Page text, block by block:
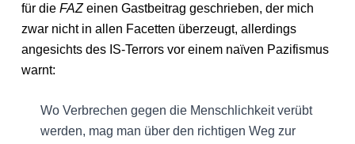
für die FAZeinen Gastbeitrag geschrieben, der mich
zwar nicht in allen Facetten überzeugt, allerdings
angesichts des IS-Terrors vor einem naïven Pazifismus
warnt:
Wo Verbrechen gegen die Menschlichkeit verübt
werden, mag man über den richtigen Weg zur